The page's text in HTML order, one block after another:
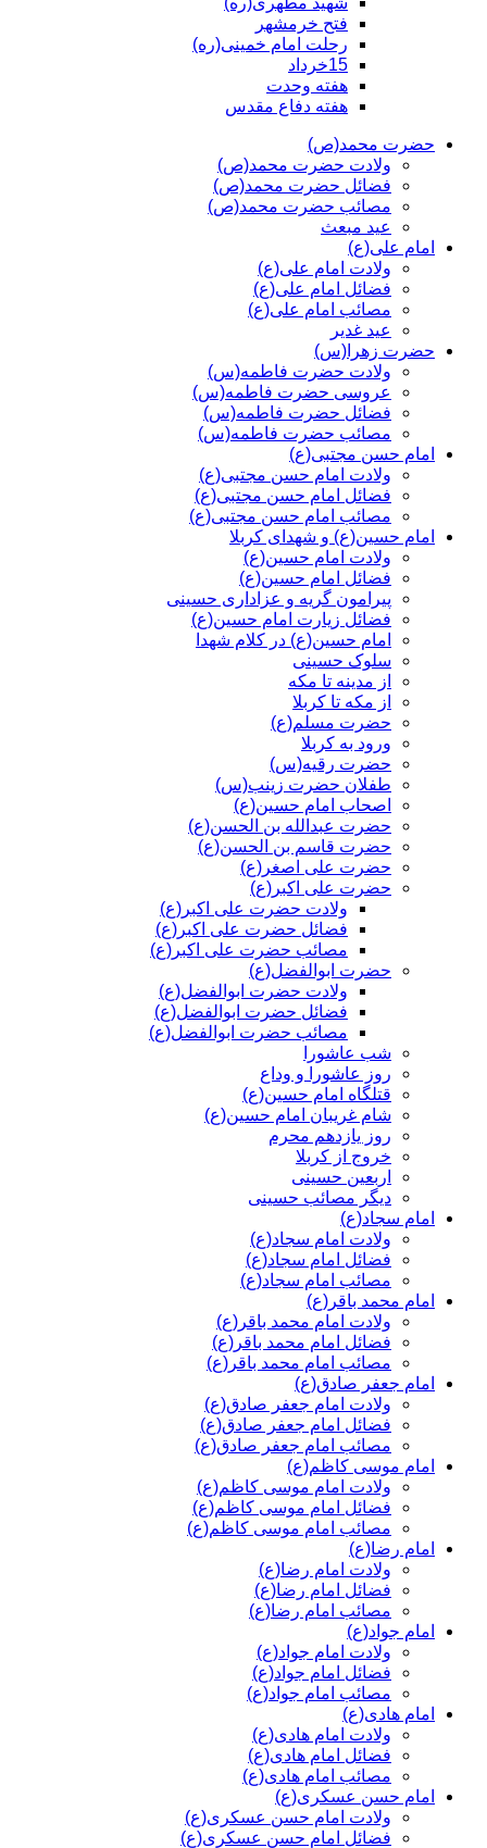
فتح خرمشهر
رحلت امام خمینی(ره)
15خرداد
هفته وحدت
هفته دفاع مقدس
حضرت محمد(ص)
ولادت حضرت محمد(ص)
فضائل حضرت محمد(ص)
مصائب حضرت محمد(ص)
عید مبعث
امام علی(ع)
ولادت امام علی(ع)
فضائل امام علی(ع)
مصائب امام علی(ع)
عید غدیر
حضرت زهرا(س)
ولادت حضرت فاطمه(س)
عروسی حضرت فاطمه(س)
فضائل حضرت فاطمه(س)
مصائب حضرت فاطمه(س)
امام حسن مجتبی(ع)
ولادت امام حسن مجتبی(ع)
فضائل امام حسن مجتبی(ع)
مصائب امام حسن مجتبی(ع)
امام حسین(ع) و شهدای کربلا
ولادت امام حسین(ع)
فضائل امام حسین(ع)
پیرامون گریه و عزاداری حسینی
فضائل زیارت امام حسین(ع)
امام حسین(ع) در کلام شهدا
سلوک حسینی
از مدینه تا مکه
از مکه تا کربلا
حضرت مسلم(ع)
ورود به کربلا
حضرت رقیه(س)
طفلان حضرت زینب(س)
اصحاب امام حسین(ع)
حضرت عبدالله بن الحسن(ع)
حضرت قاسم بن الحسن(ع)
حضرت علی اصغر(ع)
حضرت علی اکبر(ع)
ولادت حضرت علی اکبر(ع)
فضائل حضرت علی اکبر(ع)
مصائب حضرت علی اکبر(ع)
حضرت ابوالفضل(ع)
ولادت حضرت ابوالفضل(ع)
فضائل حضرت ابوالفضل(ع)
مصائب حضرت ابوالفضل(ع)
شب عاشورا
روز عاشورا و وداع
قتلگاه امام حسین(ع)
شام غریبان امام حسین(ع)
روز یازدهم محرم
خروج از کربلا
اربعین حسینی
دیگر مصائب حسینی
امام سجاد(ع)
ولادت امام سجاد(ع)
فضائل امام سجاد(ع)
مصائب امام سجاد(ع)
امام محمد باقر(ع)
ولادت امام محمد باقر(ع)
فضائل امام محمد باقر(ع)
مصائب امام محمد باقر(ع)
امام جعفر صادق(ع)
ولادت امام جعفر صادق(ع)
فضائل امام جعفر صادق(ع)
مصائب امام جعفر صادق(ع)
امام موسی کاظم(ع)
ولادت امام موسی کاظم(ع)
فضائل امام موسی کاظم(ع)
مصائب امام موسی کاظم(ع)
امام رضا(ع)
ولادت امام رضا(ع)
فضائل امام رضا(ع)
مصائب امام رضا(ع)
امام جواد(ع)
ولادت امام جواد(ع)
فضائل امام جواد(ع)
مصائب امام جواد(ع)
امام هادی(ع)
ولادت امام هادی(ع)
فضائل امام هادی(ع)
مصائب امام هادی(ع)
امام حسن عسکری(ع)
ولادت امام حسن عسکری(ع)
فضائل امام حسن عسکری(ع)